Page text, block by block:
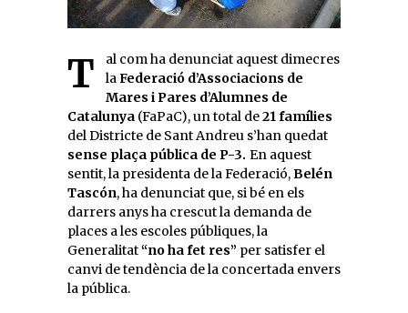
Tal com ha denunciat aquest dimecres laFederació d’Associacions de
Mares i Pares d’Alumnes de
Catalunya (FaPaC), un total de21 famílies
del Districte de Sant Andreu s’han quedat
sense plaça pública de P-3. En aquest
sentit, la presidenta de la Federació,Belén
Tascón, ha denunciat que, si bé en els
darrers anys ha crescut la demanda de
places a les escoles públiques, la
Generalitat“no ha fet res” per satisfer el
canvi de tendència de la concertada envers
la pública.